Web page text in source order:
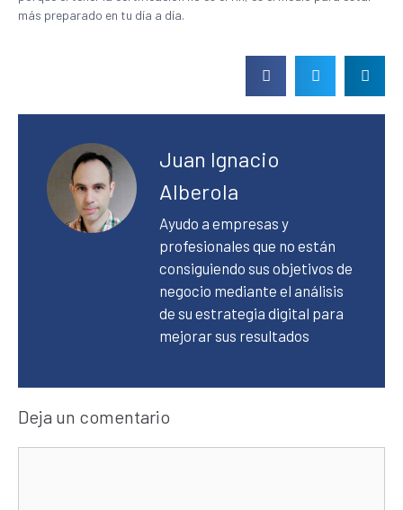
más preparado en tu día a día.
Juan Ignacio
Alberola
Ayudo a empresas y
profesionales que no están
consiguiendo sus objetivos de
negocio mediante el análisis
de su estrategia digital para
mejorar sus resultados
Deja un comentario